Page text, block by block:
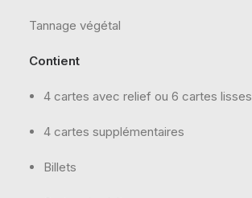
Tannage végétal
Contient
4 cartes avec relief ou 6 cartes lisses
4 cartes supplémentaires
Billets